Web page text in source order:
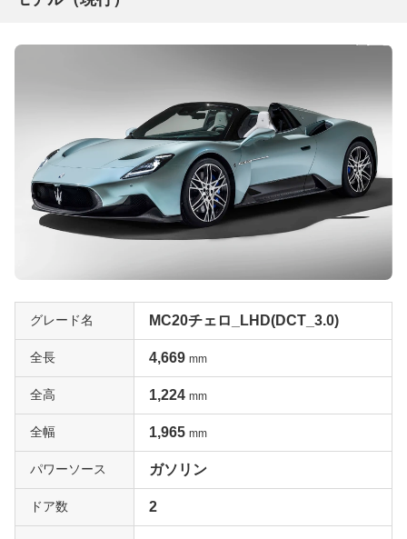
グレード名 MC20チェロ_LHD(DCT_3.0)
全長 4,669 mm
全高 1,224 mm
全幅 1,965 mm
パワーソース ガソリン
ドア数 2